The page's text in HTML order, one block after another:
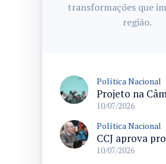
transformações que
região.
Política Nacional
10/07/2026
Política Nacional
10/07/2026